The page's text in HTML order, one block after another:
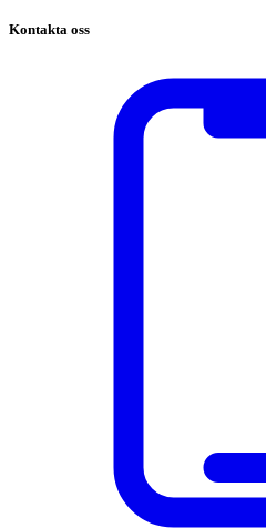
Kontakta oss